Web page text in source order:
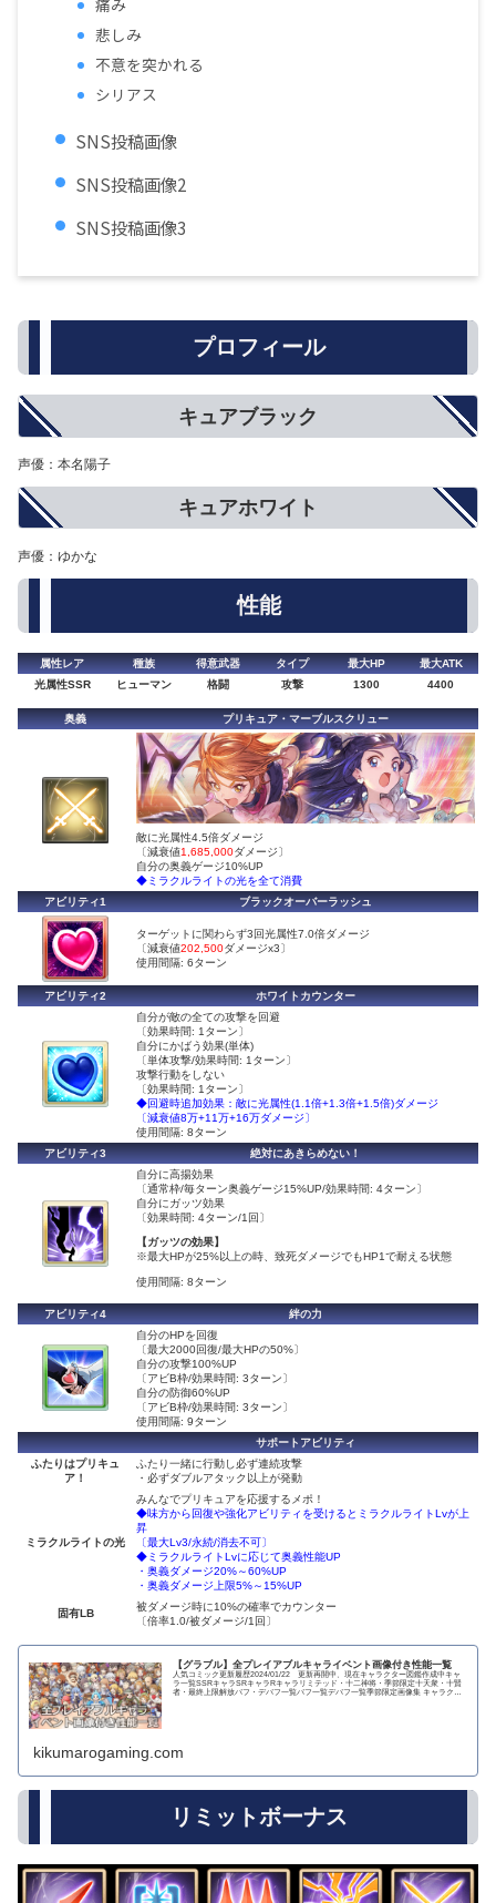
痛み
悲しみ
不意を突かれる
シリアス
SNS投稿画像
SNS投稿画像2
SNS投稿画像3
プロフィール
キュアブラック
声優：本名陽子
キュアホワイト
声優：ゆかな
性能
属性レア 種族 得意武器 タイプ 最大HP
最大ATK
光属性SSR
ヒューマン 格闘 攻撃 1300 4400
奥義 プリキュア・マーブルスクリュー
敵に光属性4.5倍ダメージ
〔減衰値1,685,000ダメージ〕
自分の奥義ゲージ10%UP
◆ミラクルライトの光を全て消費
アビリティ1
ブラックオーバーラッシュ
ターゲットに関わらず3回光属性7.0倍ダメージ
〔減衰値202,500ダメージx3〕
使用間隔: 6ターン
アビリティ2
ホワイトカウンター
自分が敵の全ての攻撃を回避
〔効果時間: 1ターン〕
自分にかばう効果(単体)
〔単体攻撃/効果時間: 1ターン〕
攻撃行動をしない
〔効果時間: 1ターン〕
◆回避時追加効果：敵に光属性(1.1倍+1.3倍+1.5倍)ダメージ
〔減衰値8万+11万+16万ダメージ〕
使用間隔: 8ターン
アビリティ3
絶対にあきらめない！
自分に高揚効果
〔通常枠/毎ターン奥義ゲージ15%UP/効果時間: 4ターン〕
自分にガッツ効果
〔効果時間: 4ターン/1回〕
【ガッツの効果】
※最大HPが25%以上の時、致死ダメージでもHP1で耐える状態
使用間隔: 8ターン
アビリティ4
絆の力
自分のHPを回復
〔最大2000回復/最大HPの50%〕
自分の攻撃100%UP
〔アビB枠/効果時間: 3ターン〕
自分の防御60%UP
〔アビB枠/効果時間: 3ターン〕
使用間隔: 9ターン
サポートアビリティ
ふたりはプリキュ
ア！
ふたり一緒に行動し必ず連続攻撃
・必ずダブルアタック以上が発動
ミラクルライトの光
みんなでプリキュアを応援するメポ！
◆味方から回復や強化アビリティを受けるとミラクルライトLvが上
昇
〔最大Lv3/永続/消去不可〕
◆ミラクルライトLvに応じて奥義性能UP
・奥義ダメージ20%～60%UP
・奥義ダメージ上限5%～15%UP
固有LB
被ダメージ時に10%の確率でカウンター
〔倍率1.0/被ダメージ/1回〕
【グラブル】全プレイアブルキャライベント画像付き性能一覧
人気コミック更新履歴2024/01/22 更新再開中、現在キャラクター図鑑作成中キャ
ラ一覧SSRキャラSRキャラRキャラリミテッド・十二神将・季節限定十天衆・十賢
者・最終上限解放バフ・デバフ一覧バフ一覧デバフ一覧季節限定画像集 キャラクタ
kikumarogaming.com
リミットボーナス